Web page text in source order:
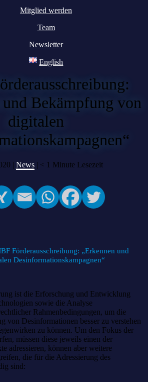
Mitglied werden
Team
Newsletter
English
Bekämpfung von
digitalen
| News| < 1 Minute Lesezeit
Förderausschreibung: „Erkennen und
Desinformationskampagnen“
ist die Erforschung und Entwicklung
sowie die Analyse
Rahmenbedingungen, um die
von Desinformationen besser zu verstehen
zu können. Um den Fokus der
müssen diese jeweils einen der
adressieren, können aber weitere
die für die Adressierung des
sind: